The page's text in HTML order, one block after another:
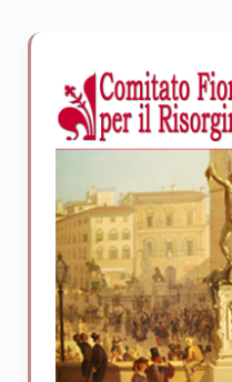
Sidebar